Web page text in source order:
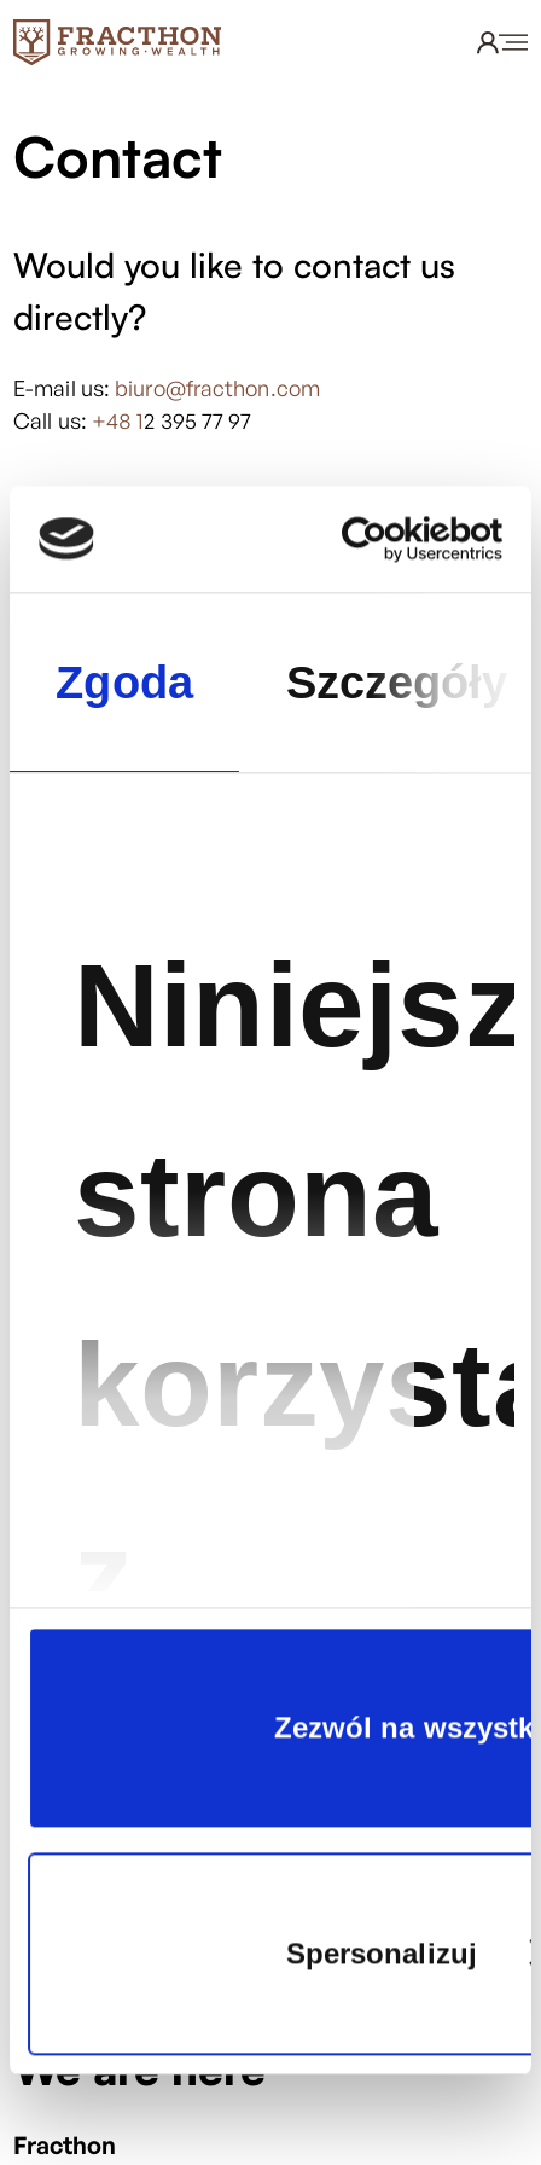
Zgoda Szczegóły
strona
plików
cookie
Zezwól na
Spersonalizuj
Contact
Would you like to contact us
directly?
E-mail us: biuro@fracthon.com
Call us: +48 12 395 77 97
Let’s chat about:
Sales new investments form
* Filling in the fields of the contact form constitutes consent to the
processing of the...More
We are here
Fracthon